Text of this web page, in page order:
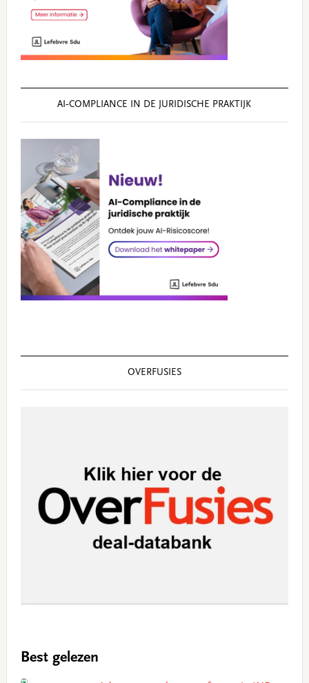
AI‑COMPLIANCE IN DE JURIDISCHE PRAKTIJK
OVERFUSIES
Best gelezen